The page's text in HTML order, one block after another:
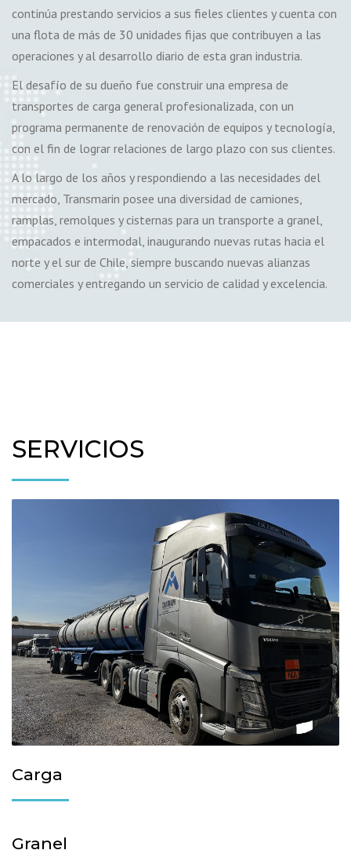
continúa prestando servicios a sus fieles clientes y cuenta con
una flota de más de 30 unidades fijas que contribuyen a las
operaciones y al desarrollo diario de esta gran industria.
El desafío de su dueño fue construir una empresa de
transportes de carga general profesionalizada, con un
programa permanente de renovación de equipos y tecnología,
con el fin de lograr relaciones de largo plazo con sus clientes.
A lo largo de los años y respondiendo a las necesidades del
mercado, Transmarin posee una diversidad de camiones,
ramplas, remolques y cisternas para un transporte a granel,
empacados e intermodal, inaugurando nuevas rutas hacia el
norte y el sur de Chile, siempre buscando nuevas alianzas
comerciales y entregando un servicio de calidad y excelencia.
SERVICIOS
Carga
Granel